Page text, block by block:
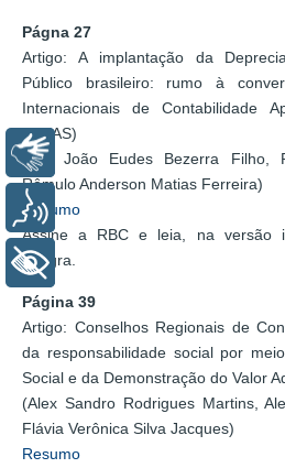
Págna 27
Artigo: A implantação da
Público brasileiro: rumo à
Internacionais de Contabilidade
(IPSAS)
(Ms. João Eudes Bezerra Filho,
Rômulo Anderson Matias Ferreira)
Resumo
Assine a RBC e leia, na versão
íntegra.
Página 39
Artigo: Conselhos Regionais de
da responsabilidade social por
Social e da Demonstração do Valor
(Alex Sandro Rodrigues Martins,
Flávia Verônica Silva Jacques)
Resumo
Libras
Voz
+ Acessibilidade